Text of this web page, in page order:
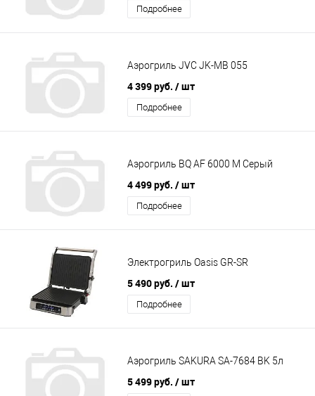
Подробнее
Аэрогриль JVC JK-MB 055
4 399 руб. / шт
Подробнее
Аэрогриль BQ AF 6000 M Серый
4 499 руб. / шт
Подробнее
Электрогриль Oasis GR-SR
5 490 руб. / шт
Подробнее
Аэрогриль SAKURA SA-7684 BK 5л
5 499 руб. / шт